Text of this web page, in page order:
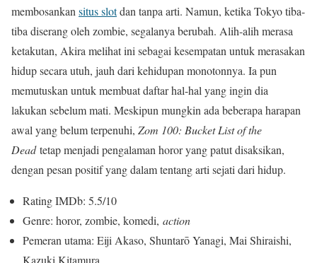
membosankan situs slotdan tanpa arti. Namun, ketika Tokyo tiba-
tiba diserang oleh zombie, segalanya berubah. Alih-alih merasa
ketakutan, Akira melihat ini sebagai kesempatan untuk merasakan
hidup secara utuh, jauh dari kehidupan monotonnya. Ia pun
memutuskan untuk membuat daftar hal-hal yang ingin dia
lakukan sebelum mati. Meskipun mungkin ada beberapa harapan
awal yang belum terpenuhi, Zom 100: Bucket List of the
Deadtetap menjadi pengalaman horor yang patut disaksikan,
dengan pesan positif yang dalam tentang arti sejati dari hidup.
Rating IMDb: 5.5/10
Genre: horor, zombie, komedi, action
Pemeran utama: Eiji Akaso, Shuntarō Yanagi, Mai Shiraishi,
Kazuki Kitamura